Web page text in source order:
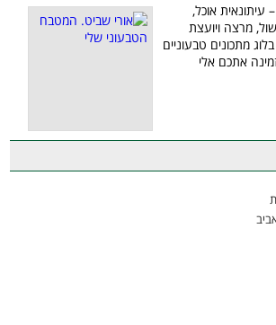
עיתונאית אוכל,
מרצה ויועצת
מתכונים טבעוניים
אתכם אלי